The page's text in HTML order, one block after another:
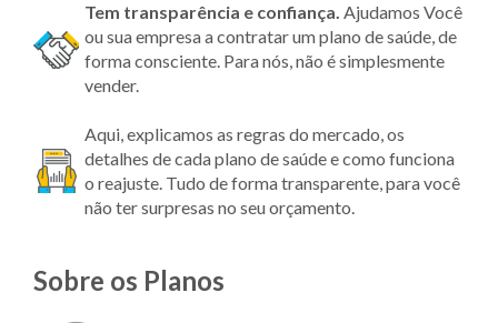
Tem transparência e confiança. Ajudamos Você
ou sua empresa a contratar um plano de saúde, de
forma consciente. Para nós, não é simplesmente
vender.
Aqui, explicamos as regras do mercado, os
detalhes de cada plano de saúde e como funciona
o reajuste. Tudo de forma transparente, para você
não ter surpresas no seu orçamento.
Sobre os Planos